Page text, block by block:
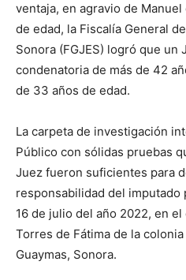
ventaja, en agravio de
de edad, la Fiscalía General
Sonora (FGJES) logró que un
condenatoria de más de 42
de 33 años de edad.
La carpeta de investigación
Público con sólidas pruebas
Juez fueron suficientes para
responsabilidad del
16 de julio del año 2022, en
Torres de Fátima de la
Guaymas, Sonora.